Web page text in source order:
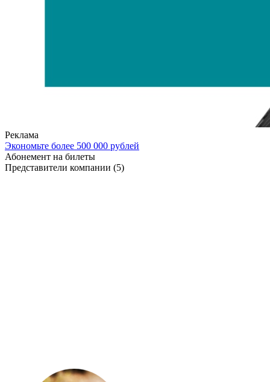
Реклама
Экономьте более 500 000 рублей
Абонемент на билеты
Представители компании (5)